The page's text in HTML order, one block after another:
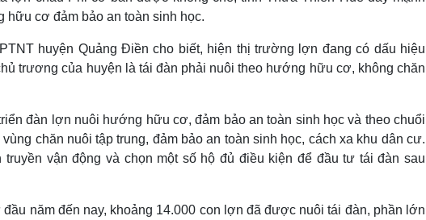
hữu cơ đảm bảo an toàn sinh học.
huyện Quảng Điền cho biết, hiện thị trường lợn đang có dấu hiệu
trương của huyện là tái đàn phải nuôi theo hướng hữu cơ, không chăn
đàn lợn nuôi hướng hữu cơ, đảm bảo an toàn sinh học và theo chuổi
chăn nuôi tập trung, đảm bảo an toàn sinh học, cách xa khu dân cư.
vận động và chọn một số hộ đủ điều kiện để đầu tư tái đàn sau
năm đến nay, khoảng 14.000 con lợn đã được nuôi tái đàn, phần lớn